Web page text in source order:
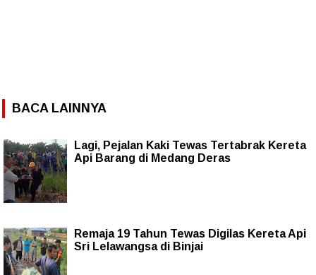
BACA LAINNYA
Lagi, Pejalan Kaki Tewas Tertabrak Kereta
Api Barang di Medang Deras
Remaja 19 Tahun Tewas Digilas Kereta Api
Sri Lelawangsa di Binjai